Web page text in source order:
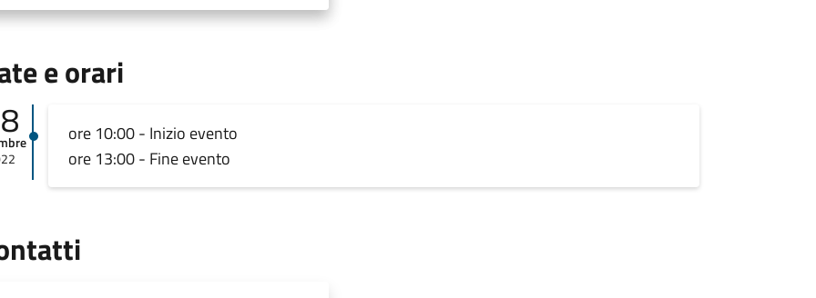
e orari
ore 10:00 - Inizio evento
ore 13:00 - Fine evento